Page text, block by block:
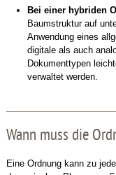
Bei einer hybriden
Baumstruktur auf
Anwendung eines
digitale als auch
Dokumenttypen
verwaltet werden.
Wann muss die
Eine Ordnung kann zu